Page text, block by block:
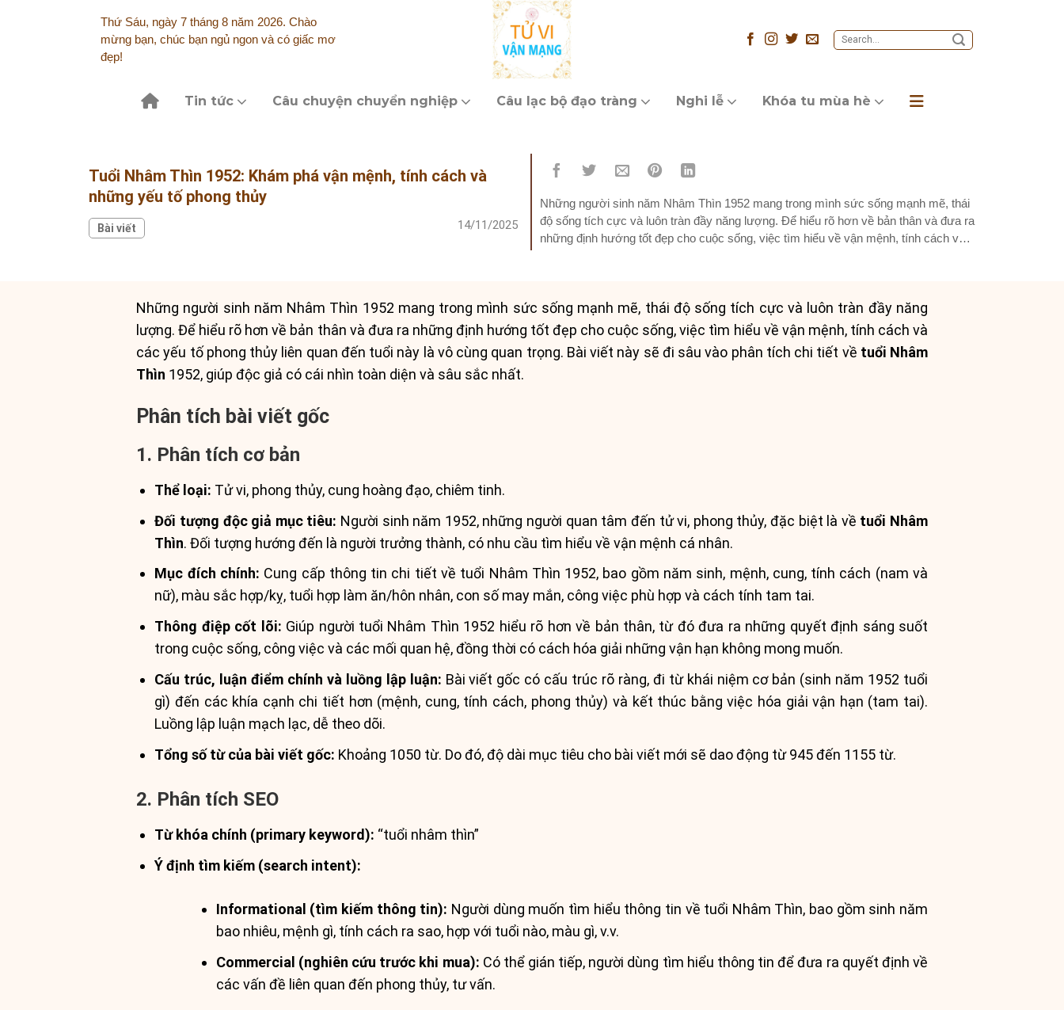
Thứ Sáu, ngày 7 tháng 8 năm 2026. Chào
mừng bạn, chúc bạn ngủ ngon và có giấc mơ
đẹp!
Tin tức Câu chuyện chuyển nghiệp Câu lạc bộ đạo tràng Nghi lễ Khóa tu mùa hè
Tuổi Nhâm Thìn 1952: Khám phá vận mệnh, tính cách và
những yếu tố phong thủy
Bài viết 14/11/2025
Những người sinh năm Nhâm Thìn 1952 mang trong mình sức sống mạnh mẽ, thái
độ sống tích cực và luôn tràn đầy năng lượng. Để hiểu rõ hơn về bản thân và đưa ra
những định hướng tốt đẹp cho cuộc sống, việc tìm hiểu về vận mệnh, tính cách và
Những người sinh năm Nhâm Thìn 1952 mang trong mình sức sống mạnh mẽ, thái độ sống tích cực và luôn tràn đầy năng
lượng. Để hiểu rõ hơn về bản thân và đưa ra những định hướng tốt đẹp cho cuộc sống, việc tìm hiểu về vận mệnh, tính cách và
các yếu tố phong thủy liên quan đến tuổi này là vô cùng quan trọng. Bài viết này sẽ đi sâu vào phân tích chi tiết về tuổi Nhâm
Thìn 1952, giúp độc giả có cái nhìn toàn diện và sâu sắc nhất.
Phân tích bài viết gốc
1. Phân tích cơ bản
Thể loại: Tử vi, phong thủy, cung hoàng đạo, chiêm tinh.
Đối tượng độc giả mục tiêu: Người sinh năm 1952, những người quan tâm đến tử vi, phong thủy, đặc biệt là về tuổi Nhâm
Thìn. Đối tượng hướng đến là người trưởng thành, có nhu cầu tìm hiểu về vận mệnh cá nhân.
Mục đích chính: Cung cấp thông tin chi tiết về tuổi Nhâm Thìn 1952, bao gồm năm sinh, mệnh, cung, tính cách (nam và
nữ), màu sắc hợp/kỵ, tuổi hợp làm ăn/hôn nhân, con số may mắn, công việc phù hợp và cách tính tam tai.
Thông điệp cốt lõi: Giúp người tuổi Nhâm Thìn 1952 hiểu rõ hơn về bản thân, từ đó đưa ra những quyết định sáng suốt
trong cuộc sống, công việc và các mối quan hệ, đồng thời có cách hóa giải những vận hạn không mong muốn.
Cấu trúc, luận điểm chính và luồng lập luận: Bài viết gốc có cấu trúc rõ ràng, đi từ khái niệm cơ bản (sinh năm 1952 tuổi
gì) đến các khía cạnh chi tiết hơn (mệnh, cung, tính cách, phong thủy) và kết thúc bằng việc hóa giải vận hạn (tam tai).
Luồng lập luận mạch lạc, dễ theo dõi.
Tổng số từ của bài viết gốc: Khoảng 1050 từ. Do đó, độ dài mục tiêu cho bài viết mới sẽ dao động từ 945 đến 1155 từ.
2. Phân tích SEO
Từ khóa chính (primary keyword): “tuổi nhâm thìn”
Ý định tìm kiếm (search intent):
Informational (tìm kiếm thông tin): Người dùng muốn tìm hiểu thông tin về tuổi Nhâm Thìn, bao gồm sinh năm
bao nhiêu, mệnh gì, tính cách ra sao, hợp với tuổi nào, màu gì, v.v.
Commercial (nghiên cứu trước khi mua): Có thể gián tiếp, người dùng tìm hiểu thông tin để đưa ra quyết định về
các vấn đề liên quan đến phong thủy, tư vấn.